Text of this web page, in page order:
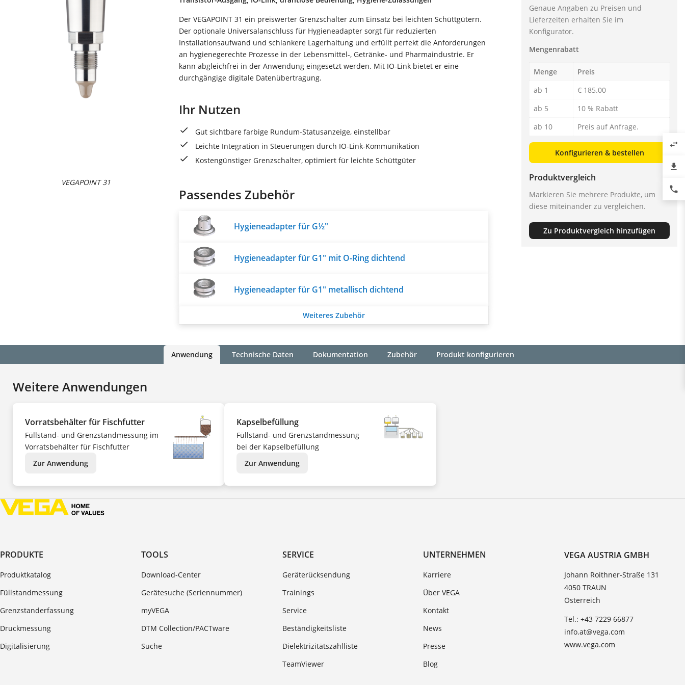
VEGAPOINT 31
Der VEGAPOINT 31 ein preiswerter Grenzschalter zum Einsatz bei leichten Schüttgütern.
Der optionale Universalanschluss für Hygieneadapter sorgt für reduzierten
Installationsaufwand und schlankere Lagerhaltung und erfüllt perfekt die Anforderungen
an hygienegerechte Prozesse in der Lebensmittel-, Getränke- und Pharmaindustrie. Er
kann abgleichfrei in der Anwendung eingesetzt werden. Mit IO-Link bietet er eine
durchgängige digitale Datenübertragung.
Ihr Nutzen
Gut sichtbare farbige Rundum-Statusanzeige, einstellbar
Leichte Integration in Steuerungen durch IO-Link-Kommunikation
Kostengünstiger Grenzschalter, optimiert für leichte Schüttgüter
Passendes Zubehör
Hygieneadapter für G½"
Hygieneadapter für G1" mit O-Ring dichtend
Hygieneadapter für G1" metallisch dichtend
Weiteres Zubehör
Genaue Angaben zu Preisen und
Lieferzeiten erhalten Sie im
Konfigurator.
Mengenrabatt
Menge
Preis
ab 1
€ 185.00
ab 5
10 % Rabatt
ab 10
Preis auf Anfrage.
Konfigurieren & bestellen
Produktvergleich
Markieren Sie mehrere Produkte, um
diese miteinander zu vergleichen.
Zu Produktvergleich hinzufügen
Anwendung Technische Daten Dokumentation Zubehör Produkt konfigurieren
Weitere Anwendungen
Vorratsbehälter für Fischfutter
Füllstand- und Grenzstandmessung im
Vorratsbehälter für Fischfutter
Zur Anwendung
Kapselbefüllung
Füllstand- und Grenzstandmessung
bei der Kapselbefüllung
Zur Anwendung
PRODUKTE
Produktkatalog
Füllstandmessung
Grenzstanderfassung
Druckmessung
Digitalisierung
TOOLS
Download-Center
Gerätesuche (Seriennummer)
myVEGA
DTM Collection/PACTware
Suche
SERVICE
Geräterücksendung
Trainings
Service
Beständigkeitsliste
Dielektrizitätszahlliste
TeamViewer
UNTERNEHMEN
Karriere
Über VEGA
Kontakt
News
Presse
Blog
VEGA AUSTRIA GMBH
Johann Roithner-Straße 131
4050 TRAUN
Österreich
Tel.: +43 7229 66877
info.at@vega.com
www.vega.com
swap_horiz
file_download
phone